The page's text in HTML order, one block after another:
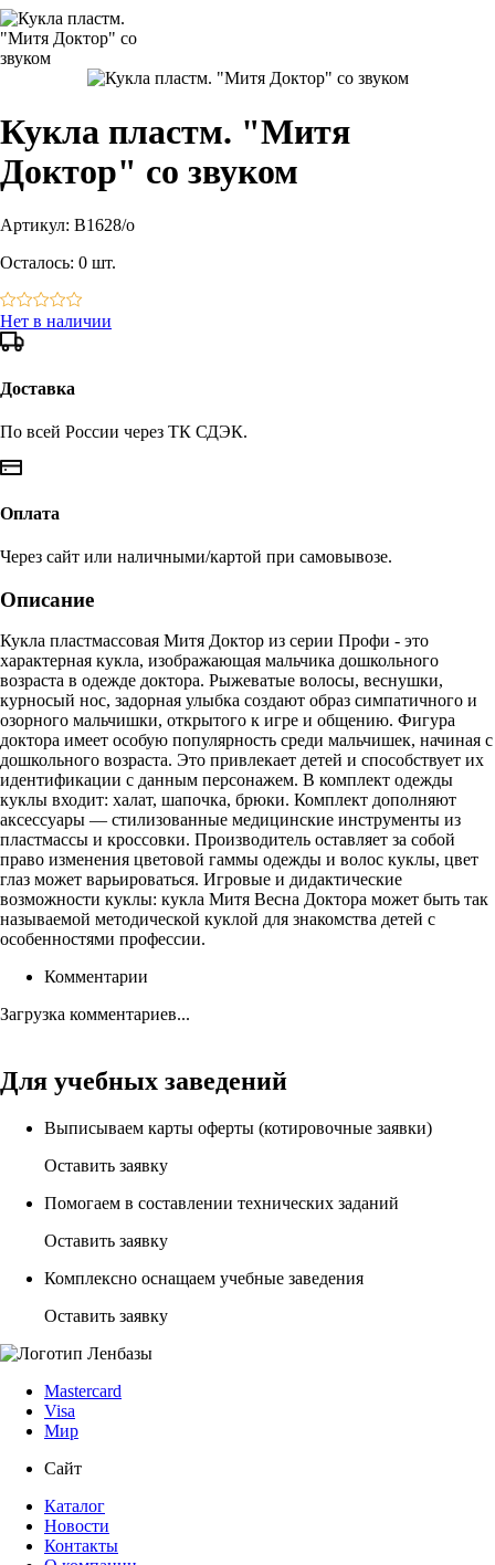
Кукла пластм. "Митя
Доктор" со звуком
Артикул: В1628/о
Осталось: 0 шт.
Нет в наличии
Доставка
По всей России через ТК СДЭК.
Оплата
Через сайт или наличными/картой при самовывозе.
Описание
Кукла пластмассовая Митя Доктор из серии Профи - это
характерная кукла, изображающая мальчика дошкольного
возраста в одежде доктора. Рыжеватые волосы, веснушки,
курносый нос, задорная улыбка создают образ симпатичного и
озорного мальчишки, открытого к игре и общению. Фигура
доктора имеет особую популярность среди мальчишек, начиная с
дошкольного возраста. Это привлекает детей и способствует их
идентификации с данным персонажем. В комплект одежды
куклы входит: халат, шапочка, брюки. Комплект дополняют
аксессуары — стилизованные медицинские инструменты из
пластмассы и кроссовки. Производитель оставляет за собой
право изменения цветовой гаммы одежды и волос куклы, цвет
глаз может варьироваться. Игровые и дидактические
возможности куклы: кукла Митя Весна Доктора может быть так
называемой методической куклой для знакомства детей с
особенностями профессии.
Комментарии
Загрузка комментариев...
Для учебных заведений
Выписываем карты оферты (котировочные заявки)
Оставить заявку
Помогаем в составлении технических заданий
Оставить заявку
Комплексно оснащаем учебные заведения
Оставить заявку
Mastercard
Visa
Мир
Сайт
Каталог
Новости
Контакты